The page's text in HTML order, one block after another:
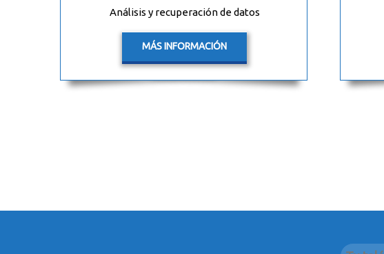
Análisis y recuperación de datos
MÁS INFORMACIÓN